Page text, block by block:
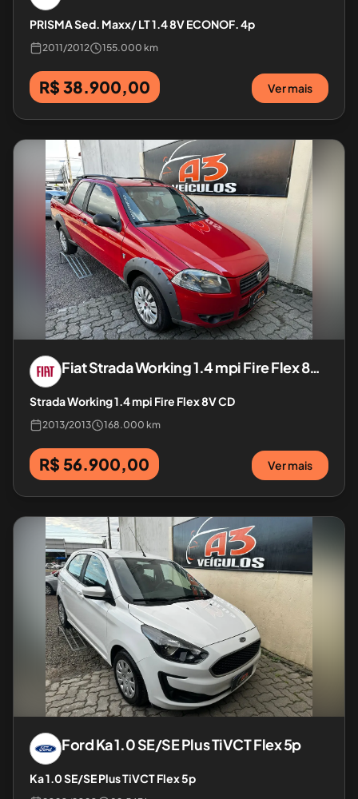
PRISMA Sed. Maxx/ LT 1.4 8V ECONOF. 4p
2011/2012 155.000 km
R$ 38.900,00 Ver mais
FiatStrada Working 1.4 mpi Fire Flex 8V CD
Strada Working 1.4 mpi Fire Flex 8V CD
2013/2013 168.000 km
R$ 56.900,00 Ver mais
FordKa 1.0 SE/SE Plus TiVCT Flex 5p
Ka 1.0 SE/SE Plus TiVCT Flex 5p